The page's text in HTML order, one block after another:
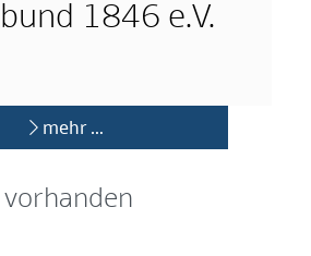
1846 e.V.
mehr …
vorhanden